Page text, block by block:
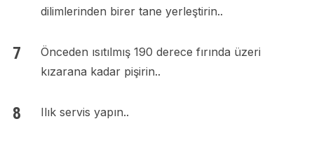
dilimlerinden birer tane yerleştirin..
Önceden ısıtılmış 190 derece fırında üzeri
kızarana kadar pişirin..
Ilık servis yapın..